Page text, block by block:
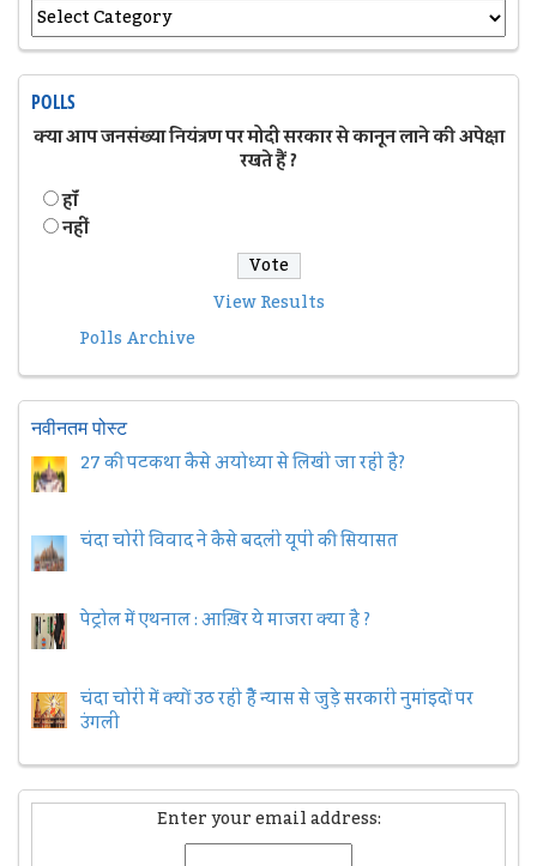
POLLS
क्या आप जनसंख्या नियंत्रण पर मोदी सरकार से कानून लाने की अपेक्षा
रखते हैं ?
हॉं
नहीं
View Results
Polls Archive
नवीनतम पोस्ट
27 की पटकथा कैसे अयोध्या से लिखी जा रही है?
चंदा चोरी विवाद ने कैसे बदली यूपी की सियासत
पेट्रोल में एथनाल : आख़िर ये माजरा क्या है ?
चंदा चोरी में क्यों उठ रही हैैं न्यास से जुड़े सरकारी नुमांइदों पर
उंगली
Enter your email address: